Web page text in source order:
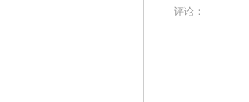
评论：